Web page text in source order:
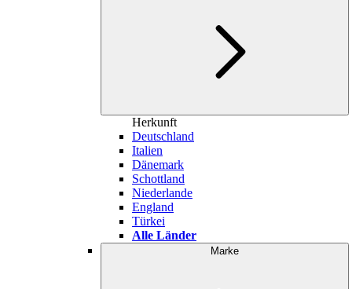
Herkunft
Deutschland
Italien
Dänemark
Schottland
Niederlande
England
Türkei
Alle Länder
Marke